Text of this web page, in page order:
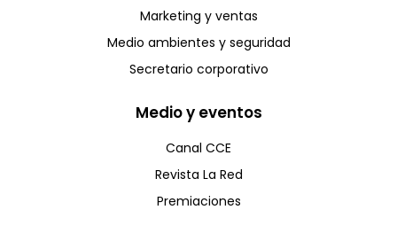
Marketing y ventas
Medio ambientes y seguridad
Secretario corporativo
Medio y eventos
Canal CCE
Revista La Red
Premiaciones